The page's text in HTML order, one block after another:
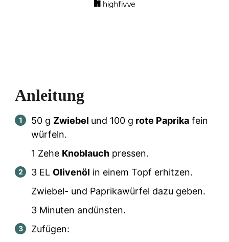
Anleitung
50 g Zwiebel und 100 g rote Paprika fein
würfeln.
1 Zehe Knoblauch pressen.
3 EL Olivenöl in einem Topf erhitzen.
Zwiebel- und Paprikawürfel dazu geben.
3 Minuten andünsten.
Zufügen: